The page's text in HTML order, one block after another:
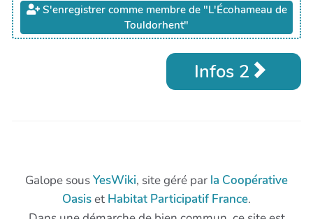
S'enregistrer comme membre de "L'Écohameau de
Touldorhent"
Infos 2
Galope sousYesWiki, site géré par la Coopérative
Oasiset Habitat Participatif France.